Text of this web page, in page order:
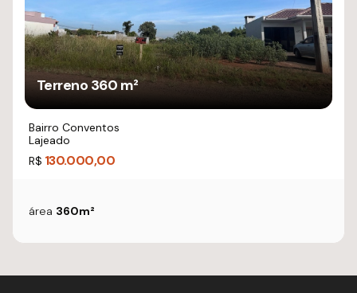
Terreno 360 m²
Bairro Conventos
Lajeado
R$ 130.000,00
área 360m²